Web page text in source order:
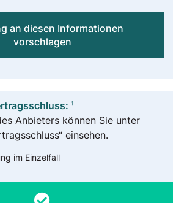
an diesen Informationen
vorschlagen
¹
Anbieters können Sie unter
einsehen.
im Einzelfall